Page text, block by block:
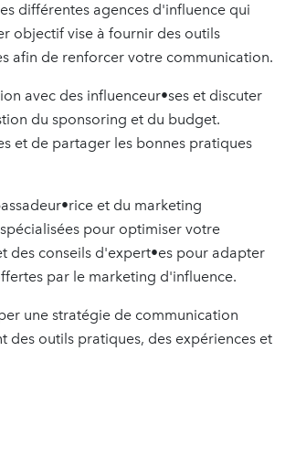
différentes agences d'influence qui
objectif vise à fournir des outils
afin de renforcer votre communication.
avec des influenceur•ses et discuter
du sponsoring et du budget.
et de partager les bonnes pratiques
et du marketing
pour optimiser votre
des conseils d'expert•es pour adapter
par le marketing d'influence.
une stratégie de communication
des outils pratiques, des expériences et